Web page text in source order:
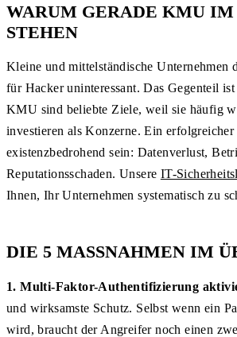
WARUM GERADE KMU
STEHEN
Kleine und mittelständische Unternehmen
für Hacker uninteressant. Das Gegenteil
KMU sind beliebte Ziele, weil sie häufig
investieren als Konzerne. Ein
existenzbedrohend sein: Datenverlust,
Reputationsschaden. Unsere IT-
Ihnen, Ihr Unternehmen systematisch zu
DIE 5 MASSNAHMEN IM
1. Multi-Faktor-Authentifizierung
und wirksamste Schutz. Selbst wenn ein
wird, braucht der Angreifer noch einen